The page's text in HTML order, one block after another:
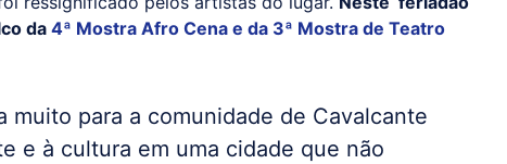
da 4ª Mostra Afro Cena e da 3ª Mostra de Teatro
muito para a comunidade de Cavalcante
e à cultura em uma cidade que não